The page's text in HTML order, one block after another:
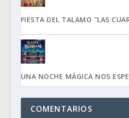
FIESTA DEL TALAMO "LAS
UNA NOCHE MÁGICA NOS
COMENTARIOS